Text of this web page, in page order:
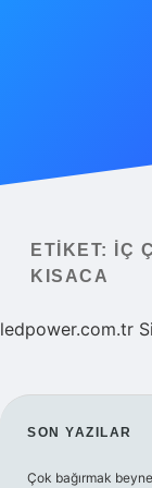
Yasal Uyarı
ETIKET:
İÇ
KISACA
ledpower.com.tr
SON YAZILAR
Çok bağırmak